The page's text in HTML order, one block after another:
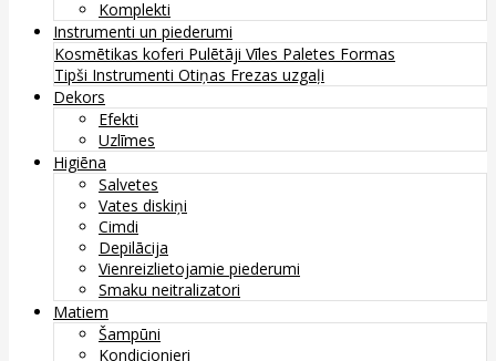
Komplekti
Instrumenti un piederumi
Kosmētikas koferi Pulētāji Vīles Paletes Formas
Tipši Instrumenti Otiņas Frezas uzgaļi
Dekors
Efekti
Uzlīmes
Higiēna
Salvetes
Vates diskiņi
Cimdi
Depilācija
Vienreizlietojamie piederumi
Smaku neitralizatori
Matiem
Šampūni
Kondicionieri